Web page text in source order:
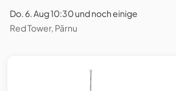
Do. 6. Aug 10:30 und noch einige
Red Tower, Pärnu